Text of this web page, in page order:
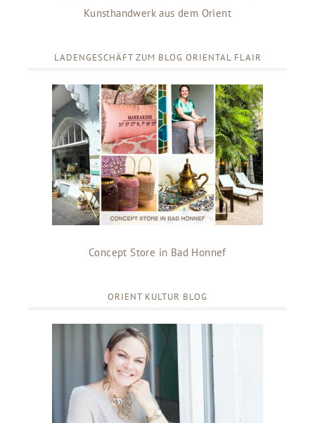
Kunsthandwerk aus dem Orient
LADENGESCHÄFT ZUM BLOG ORIENTAL FLAIR
Concept Store in Bad Honnef
ORIENT KULTUR BLOG